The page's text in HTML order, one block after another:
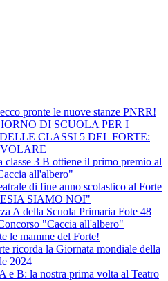
pronte le nuove stanze PNRR!
DI SCUOLA PER I
CLASSI 5 DEL FORTE:
classe 3 B ottiene il primo premio al
all'albero"
di fine anno scolastico al Forte
SIAMO NOI"
A della Scuola Primaria Fote 48
"Caccia all'albero"
le mamme del Forte!
ricorda la Giornata mondiale della
2024
e B: la nostra prima volta al Teatro